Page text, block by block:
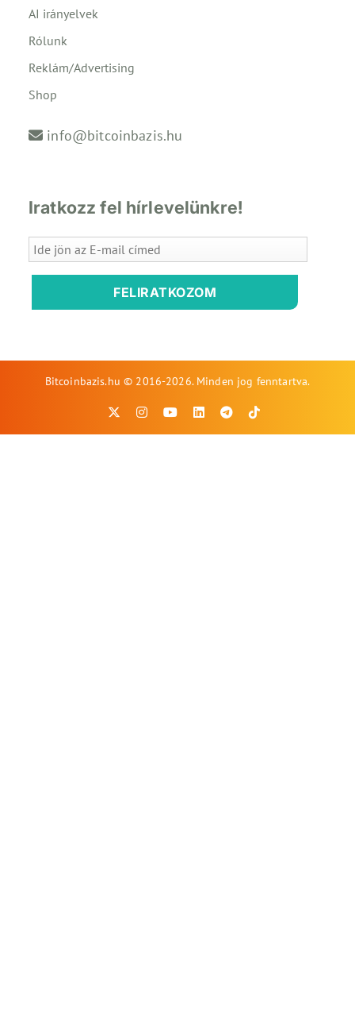
AI irányelvek
Rólunk
Reklám/Advertising
Shop
info@bitcoinbazis.hu
Iratkozz fel hírlevelünkre!
FELIRATKOZOM
Bitcoinbazis.hu © 2016-2026. Minden jog fenntartva.